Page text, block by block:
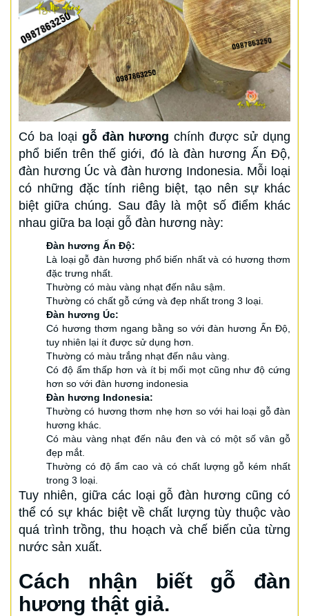
Có ba loại gỗ đàn hương chính được sử dụng
phổ biến trên thế giới, đó là đàn hương Ấn Độ,
đàn hương Úc và đàn hương Indonesia. Mỗi loại
có những đặc tính riêng biệt, tạo nên sự khác
biệt giữa chúng. Sau đây là một số điểm khác
nhau giữa ba loại gỗ đàn hương này:
Đàn hương Ấn Độ:
Là loại gỗ đàn hương phổ biến nhất và có hương thơm
đặc trưng nhất.
Thường có màu vàng nhạt đến nâu sậm.
Thường có chất gỗ cứng và đẹp nhất trong 3 loại.
Đàn hương Úc:
Có hương thơm ngang bằng so với đàn hương Ấn Độ,
tuy nhiên lại ít được sử dụng hơn.
Thường có màu trắng nhạt đến nâu vàng.
Có độ ẩm thấp hơn và ít bị mối mọt cũng như độ cứng
hơn so với đàn hương indonesia
Đàn hương Indonesia:
Thường có hương thơm nhẹ hơn so với hai loại gỗ đàn
hương khác.
Có màu vàng nhạt đến nâu đen và có một số vân gỗ
đẹp mắt.
Thường có độ ẩm cao và có chất lượng gỗ kém nhất
trong 3 loại.
Tuy nhiên, giữa các loại gỗ đàn hương cũng có
thể có sự khác biệt về chất lượng tùy thuộc vào
quá trình trồng, thu hoạch và chế biến của từng
nước sản xuất.
Cách nhận biết gỗ đàn
hương thật giả.